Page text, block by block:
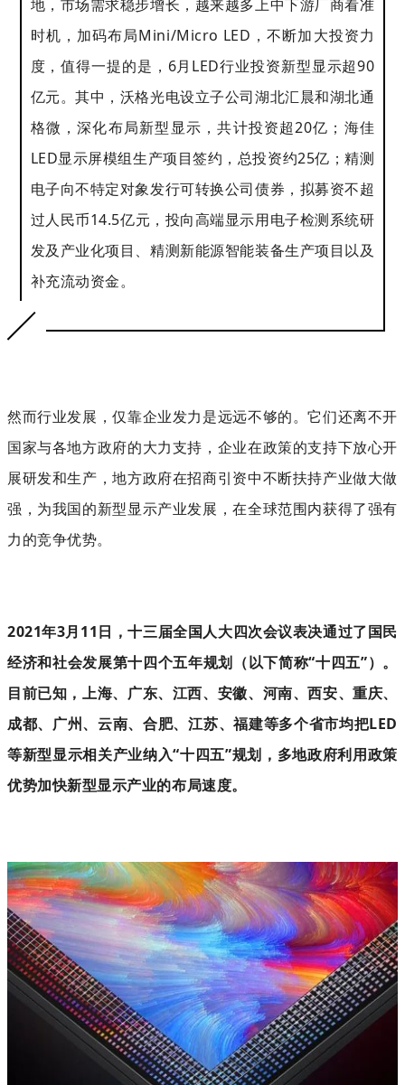
地，市场需求稳步增长，越来越多上中下游厂商看准
时机，加码布局Mini/Micro LED，不断加大投资力
度，值得一提的是，6月LED行业投资新型显示超90
亿元。其中，沃格光电设立子公司湖北汇晨和湖北通
格微，深化布局新型显示，共计投资超20亿；海佳
LED显示屏模组生产项目签约，总投资约25亿；精测
电子向不特定对象发行可转换公司债券，拟募资不超
过人民币14.5亿元，投向高端显示用电子检测系统研
发及产业化项目、精测新能源智能装备生产项目以及
补充流动资金。
然而行业发展，仅靠企业发力是远远不够的。它们还离不开
国家与各地方政府的大力支持，企业在政策的支持下放心开
展研发和生产，地方政府在招商引资中不断扶持产业做大做
强，为我国的新型显示产业发展，在全球范围内获得了强有
力的竞争优势。
2021年3月11日，十三届全国人大四次会议表决通过了国民
经济和社会发展第十四个五年规划（以下简称“十四五”）。
目前已知，上海、广东、江西、安徽、河南、西安、重庆、
成都、广州、云南、合肥、江苏、福建等多个省市均把LED
等新型显示相关产业纳入“十四五”规划，多地政府利用政策
优势加快新型显示产业的布局速度。